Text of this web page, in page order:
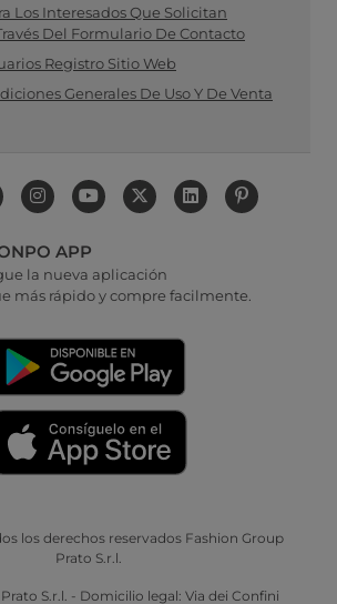
Los Interesados Que Solicitan
Del Formulario De Contacto
Registro Sitio Web
Generales De Uso Y De Venta
APP
la nueva aplicación
más rápido y compre facilmente.
los derechos reservados Fashion Group
Prato S.r.l.
S.r.l. - Domicilio legal: Via dei Confini